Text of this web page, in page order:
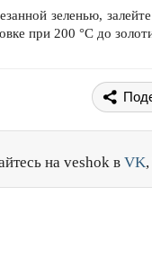
зеленью,
при 200 °C до
на veshok в VK,